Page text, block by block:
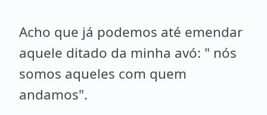
Acho que já podemos até emendar
aquele ditado da minha avó: " nós
somos aqueles com quem
andamos".